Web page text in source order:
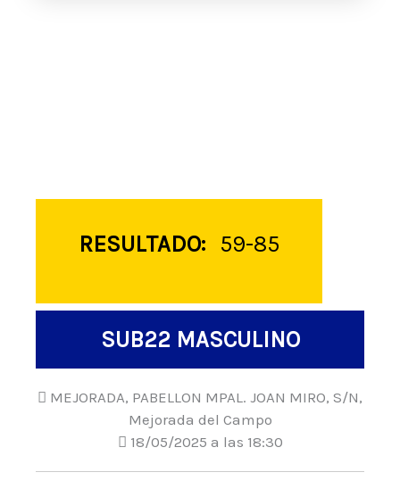
RESULTADO: 59-85
SUB22 MASCULINO
MEJORADA, PABELLON MPAL. JOAN MIRO, S/N,
Mejorada del Campo
18/05/2025 a las 18:30